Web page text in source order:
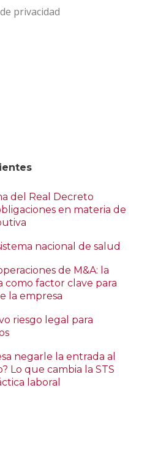
privacidad
del Real Decreto
en materia de
nacional de salud
de M&A: la
como factor clave para
la empresa
riesgo legal para
negarle la entrada al
Lo que cambia la STS
laboral